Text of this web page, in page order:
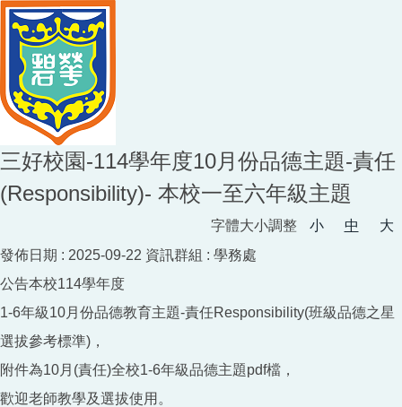
三好校園-114學年度10月份品德主題-責任
(Responsibility)- 本校一至六年級主題
字體大小調整 小 中
大
發佈日期 : 2025-09-22 資訊群組 : 學務處
公告本校114學年度
1-6年級10月份品德教育主題-責任Responsibility(班級品德之星
選拔參考標準)，
附件為10月(責任)全校1-6年級品德主題pdf檔，
歡迎老師教學及選拔使用。